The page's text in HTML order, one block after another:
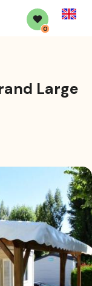
0
English
Large